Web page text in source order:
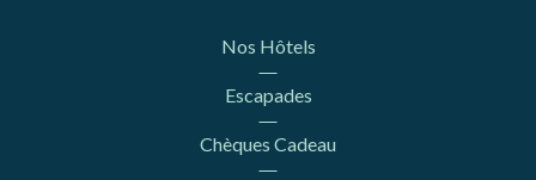
Nos Hôtels
Escapades
Chèques Cadeau